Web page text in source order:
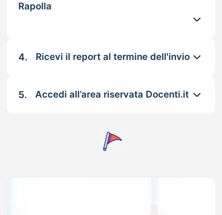
Rapolla
4. Ricevi il report al termine dell'invio
5. Accedi all’area riservata Docenti.it